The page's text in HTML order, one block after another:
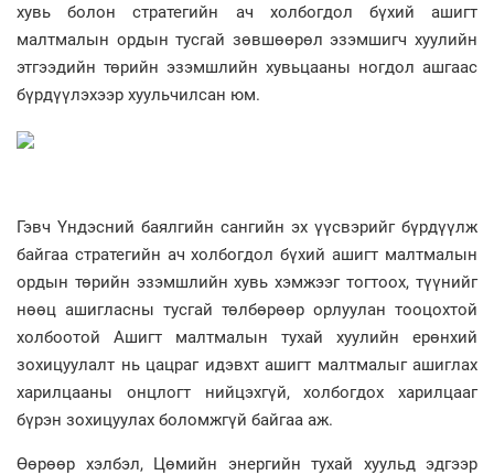
хувь болон стратегийн ач холбогдол бүхий ашигт
малтмалын ордын тусгай зөвшөөрөл эзэмшигч хуулийн
этгээдийн төрийн эзэмшлийн хувьцааны ногдол ашгаас
бүрдүүлэхээр хуульчилсан юм.
Гэвч Үндэсний баялгийн сангийн эх үүсвэрийг бүрдүүлж
байгаа стратегийн ач холбогдол бүхий ашигт малтмалын
ордын төрийн эзэмшлийн хувь хэмжээг тогтоох, түүнийг
нөөц ашигласны тусгай төлбөрөөр орлуулан тооцохтой
холбоотой Ашигт малтмалын тухай хуулийн ерөнхий
зохицуулалт нь цацраг идэвхт ашигт малтмалыг ашиглах
харилцааны онцлогт нийцэхгүй, холбогдох харилцааг
бүрэн зохицуулах боломжгүй байгаа аж.
Өөрөөр хэлбэл, Цөмийн энергийн тухай хуульд эдгээр